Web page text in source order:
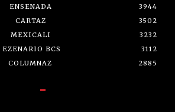
ENSENADA
3944
CARTAZ
3502
MEXICALI
3232
EZENARIO BCS
3112
COLUMNAZ
2885
-